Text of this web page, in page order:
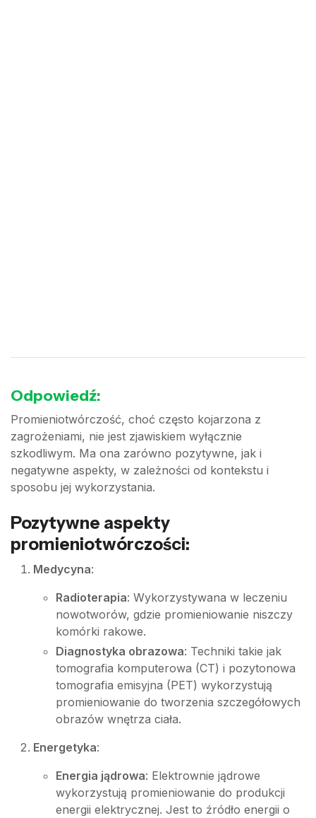
Odpowiedź:
Promieniotwórczość, choć często kojarzona z
zagrożeniami, nie jest zjawiskiem wyłącznie
szkodliwym. Ma ona zarówno pozytywne, jak i
negatywne aspekty, w zależności od kontekstu i
sposobu jej wykorzystania.
Pozytywne aspekty
promieniotwórczości:
Medycyna:
Radioterapia: Wykorzystywana w leczeniu
nowotworów, gdzie promieniowanie niszczy
komórki rakowe.
Diagnostyka obrazowa: Techniki takie jak
tomografia komputerowa (CT) i pozytonowa
tomografia emisyjna (PET) wykorzystują
promieniowanie do tworzenia szczegółowych
obrazów wnętrza ciała.
Energetyka:
Energia jądrowa: Elektrownie jądrowe
wykorzystują promieniowanie do produkcji
energii elektrycznej. Jest to źródło energii o